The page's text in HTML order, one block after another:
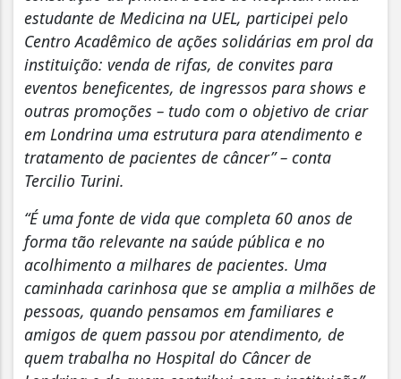
estudante de Medicina na UEL, participei pelo
Centro Acadêmico de ações solidárias em prol da
instituição: venda de rifas, de convites para
eventos beneficentes, de ingressos para shows e
outras promoções – tudo com o objetivo de criar
em Londrina uma estrutura para atendimento e
tratamento de pacientes de câncer” – conta
Tercilio Turini.
“É uma fonte de vida que completa 60 anos de
forma tão relevante na saúde pública e no
acolhimento a milhares de pacientes. Uma
caminhada carinhosa que se amplia a milhões de
pessoas, quando pensamos em familiares e
amigos de quem passou por atendimento, de
quem trabalha no Hospital do Câncer de